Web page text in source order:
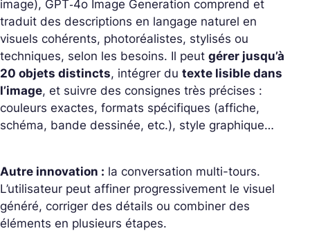
image), GPT‑4o Image Generation comprend et
traduit des descriptions en langage naturel en
visuels cohérents, photoréalistes, stylisés ou
techniques, selon les besoins. Il peut gérer jusqu’à
20 objets distincts, intégrer du texte lisible dans
l’image, et suivre des consignes très précises :
couleurs exactes, formats spécifiques (affiche,
schéma, bande dessinée, etc.), style graphique…
Autre innovation : la conversation multi-tours.
L’utilisateur peut affiner progressivement le visuel
généré, corriger des détails ou combiner des
éléments en plusieurs étapes.